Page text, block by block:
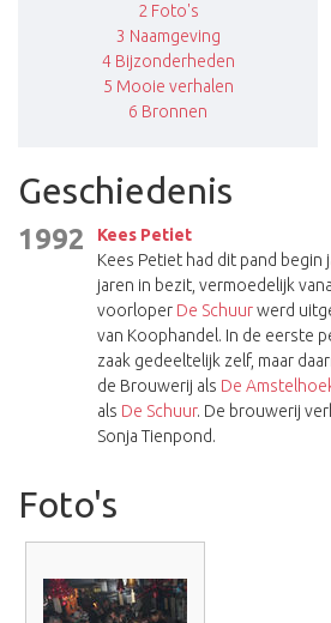
2 Foto's
3 Naamgeving
4 Bijzonderheden
5 Mooie verhalen
6 Bronnen
Geschiedenis
1992
Kees Petiet
Kees Petiet had dit pand begin
jaren in bezit, vermoedelijk
voorloper De Schuurwerd
van Koophandel. In de eerste
zaak gedeeltelijk zelf, maar
de Brouwerij als De
als De Schuur. De brouwerij
Sonja Tienpond.
Foto's